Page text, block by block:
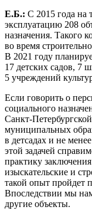
Е.Б.: С 2015 года на
эксплуатацию 208
назначения. Такого
во время
В 2021 году
17 детских садов, 7
5 учреждений
Если говорить о
социального
Санкт-
муниципальных
в детсадах и не
этой задачей
практику
изыскательские и
такой опыт пройдет
Впоследствии мы
другие объекты.